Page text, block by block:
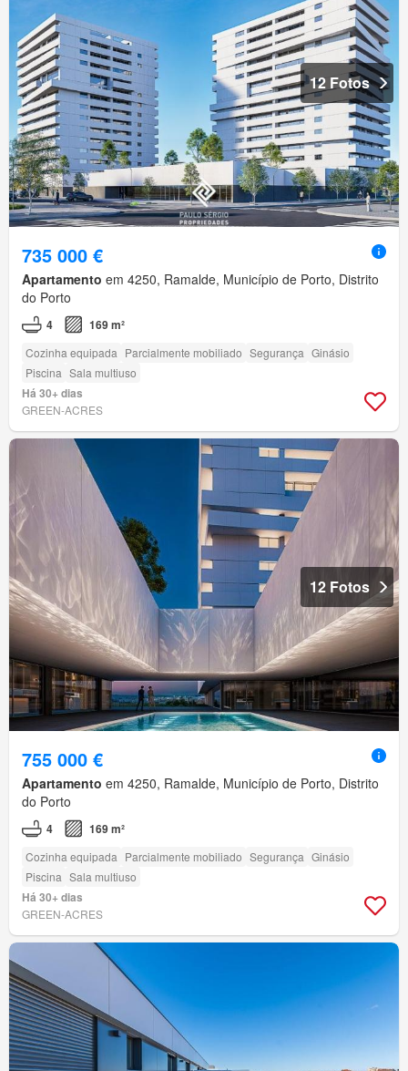
12 Fotos
735 000 €
Apartamento em 4250, Ramalde, Município de Porto, Distrito
do Porto
4 169 m²
Cozinha equipada Parcialmente mobiliado Segurança Ginásio
Piscina Sala multiuso
Há 30+ dias
GREEN-ACRES
12 Fotos
755 000 €
Apartamento em 4250, Ramalde, Município de Porto, Distrito
do Porto
4 169 m²
Cozinha equipada Parcialmente mobiliado Segurança Ginásio
Piscina Sala multiuso
Há 30+ dias
GREEN-ACRES